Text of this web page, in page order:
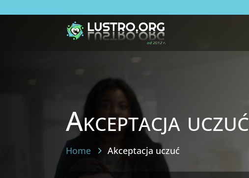
Akceptacja uczuć
Home Akceptacja uczuć